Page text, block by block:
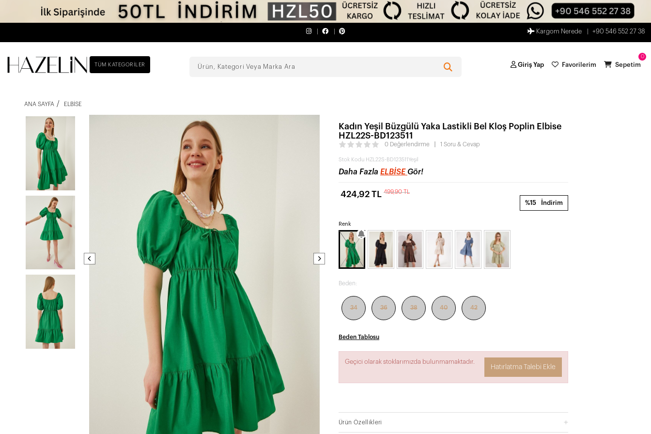
Kargom Nerede +90 546 552 27 38
TÜM KATEGORILER Giriş Yap Favorilerim
0
Sepetim
ANA SAYFA ELBISE
Kadın Yeşil Büzgülü Yaka Lastikli Bel Kloş Poplin Elbise
HZL22S-BD123511
0 Değerlendirme 1 Soru & Cevap
Stok Kodu HZL22S-BD123511Yeşil
Daha Fazla ELBISE Gör!
%15 İndirim
424,92 TL 499,90 TL
Renk
Beden:
34 36 38 40 42
Beden Tablosu
Geçici olarak stoklarımızda bulunmamaktadır.
Hatırlatma Talebi Ekle
Ürün Özellikleri